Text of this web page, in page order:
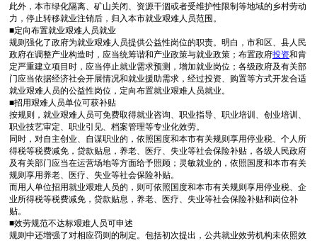
此外，本市绿化隔离、矿山关闭、资源干涸或者受维护性限制等地域的乡村劳动
力，停止转移就业注销后，归入本市就业艰难人员范围。
■定向布置就业艰难人员就业
规则强化了政府为就业艰难人员提供公益性岗位的职责。明白，市和区、县人民
政府在调整产业构造时，应当统筹谐和产业政策与就业政策；布置政府投资和肯
定严重建立项目时，应当停止就业需求预测，增加就业岗位；各级政府及有关部
门应当依据经济社会开展情况和就业援助需求，经过投资、购置等方式开发合适
就业艰难人员的公益性岗位，定向布置就业艰难人员就业。
■招用艰难人员单位可获补贴
按规则，就业艰难人员可免费取得就业咨询、职业指导、职业培训、创业培训、
职业技艺审定、职业引见、档案管理等专业化效劳。
同时，对自主创业、自谋职业的，依照国度和本市有关规则享用停业税、个人所
得税等税费减免，贷款贴息，养老、医疗、失业等社会保险补贴，各级人民政府
及有关部门应当在运营场地等方面给予照顾；灵敏就业的，依照国度和本市有关
规则享用养老、医疗、失业等社会保险补贴。
而用人单位招用就业艰难人员的，则可依照国度和本市有关规则享用停业税、企
业所得税等税费减免，贷款贴息，养老、医疗、失业等社会保险补贴和岗位补
贴。
■效劳规范不达标艰难人员可申述
规则中还增强了对相应罚则的制定。包括初次提出，公共就业效劳机构未依照效